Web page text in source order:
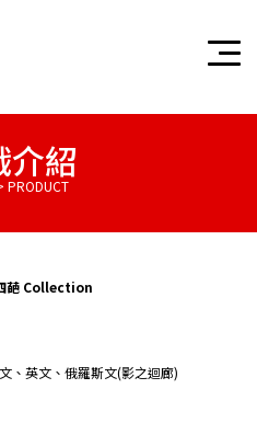
介紹
PRODUCT
葩 Collection
、英文、俄羅斯文(影之迴廊)